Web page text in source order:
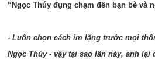
“Ngọc Thúy đụng chạm đến bạn bè và
- Luôn chọn cách im lặng trước mọi
Ngọc Thúy - vậy tại sao lần này, anh lại